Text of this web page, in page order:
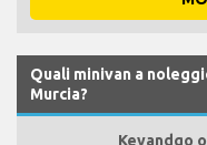
Quali minivan a
Murcia?
Keyandgo